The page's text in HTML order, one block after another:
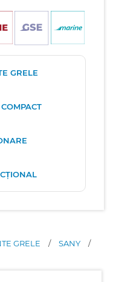
GRELE
GRELE / SANY
/